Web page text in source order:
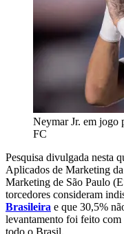
Neymar Jr. em jogo
FC
Pesquisa divulgada nesta
Aplicados de Marketing
Marketing de São Paulo
torcedores consideram
Brasileira e que 30,5%
levantamento foi feito com